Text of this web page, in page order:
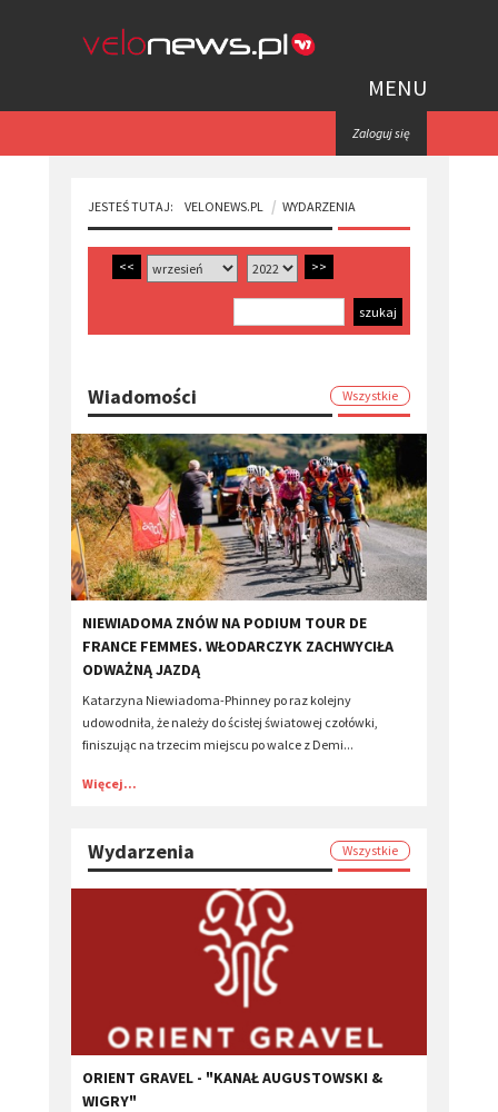
MENU
Zaloguj się
JESTEŚ TUTAJ: VELONEWS.PL WYDARZENIA
<< >>
Wiadomości Wszystkie
​NIEWIADOMA ZNÓW NA PODIUM TOUR DE
FRANCE FEMMES. WŁODARCZYK ZACHWYCIŁA
ODWAŻNĄ JAZDĄ
Katarzyna Niewiadoma-Phinney po raz kolejny
udowodniła, że należy do ścisłej światowej czołówki,
finiszując na trzecim miejscu po walce z Demi...
Więcej...
Wydarzenia Wszystkie
ORIENT GRAVEL - "KANAŁ AUGUSTOWSKI &
WIGRY"